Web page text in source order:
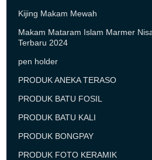
Kijing Makam Mewah
Makam Mataram Islam Marmer
Terbaru 2024
pen holder
PRODUK ANEKA TERASO
PRODUK BATU FOSIL
PRODUK BATU KALI
PRODUK BONGPAY
PRODUK FOTO KERAMIK